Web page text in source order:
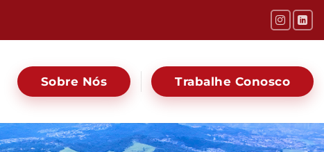
Sobre Nós Trabalhe Conosco